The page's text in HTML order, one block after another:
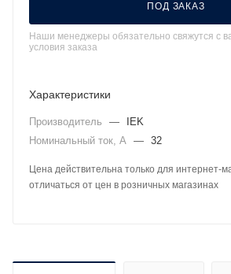
ПОД ЗАКАЗ
Наши менеджеры обязательно свяжутся с
условия заказа
Характеристики
Производитель —
IEK
Номинальный ток, А — 32
Цена действительна только для интернет-
отличаться от цен в розничных магазинах